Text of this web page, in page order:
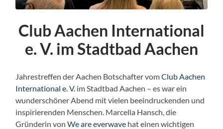
Club Aachen International
e. V. im Stadtbad Aachen
Jahrestreffen der Aachen Botschafter vomClub Aachen
International e. V. im Stadtbad Aachen – es war ein
wunderschöner Abend mit vielen beeindruckenden und
inspirierenden Menschen. Marcella Hansch, die
Gründerin vonWe are everwave hat einen wichtigen